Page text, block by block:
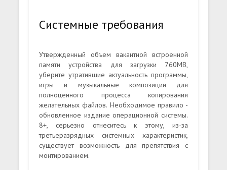
Системные требования
Утвержденный объем вакантной встроенной
памяти устройства для загрузки 760MB,
уберите утратившие актуальность программы,
игры и музыкальные композиции для
полноценного процесса копирования
желательных файлов. Необходимое правило -
обновленное издание операционной системы.
8+, серьезно отнеситесь к этому, из-за
третьеразрядных системных характеристик,
существует возможность для препятствия с
монтированием.